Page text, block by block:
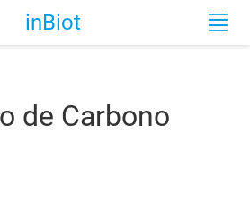
inBiot
de Carbono